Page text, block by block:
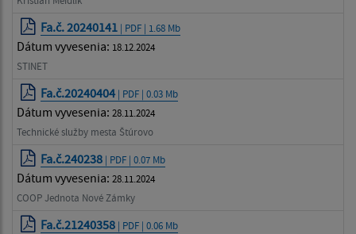
Fa.č. 20240141 | PDF | 1.68 Mb
Dátum vyvesenia: 18.12.2024
STINET
Fa.č.20240404 | PDF | 0.03 Mb
Dátum vyvesenia: 28.11.2024
Technické služby mesta Štúrovo
Fa.č.240238 | PDF | 0.07 Mb
Dátum vyvesenia: 28.11.2024
COOP Jednota Nové Zámky
Fa.č.21240358 | PDF | 0.06 Mb